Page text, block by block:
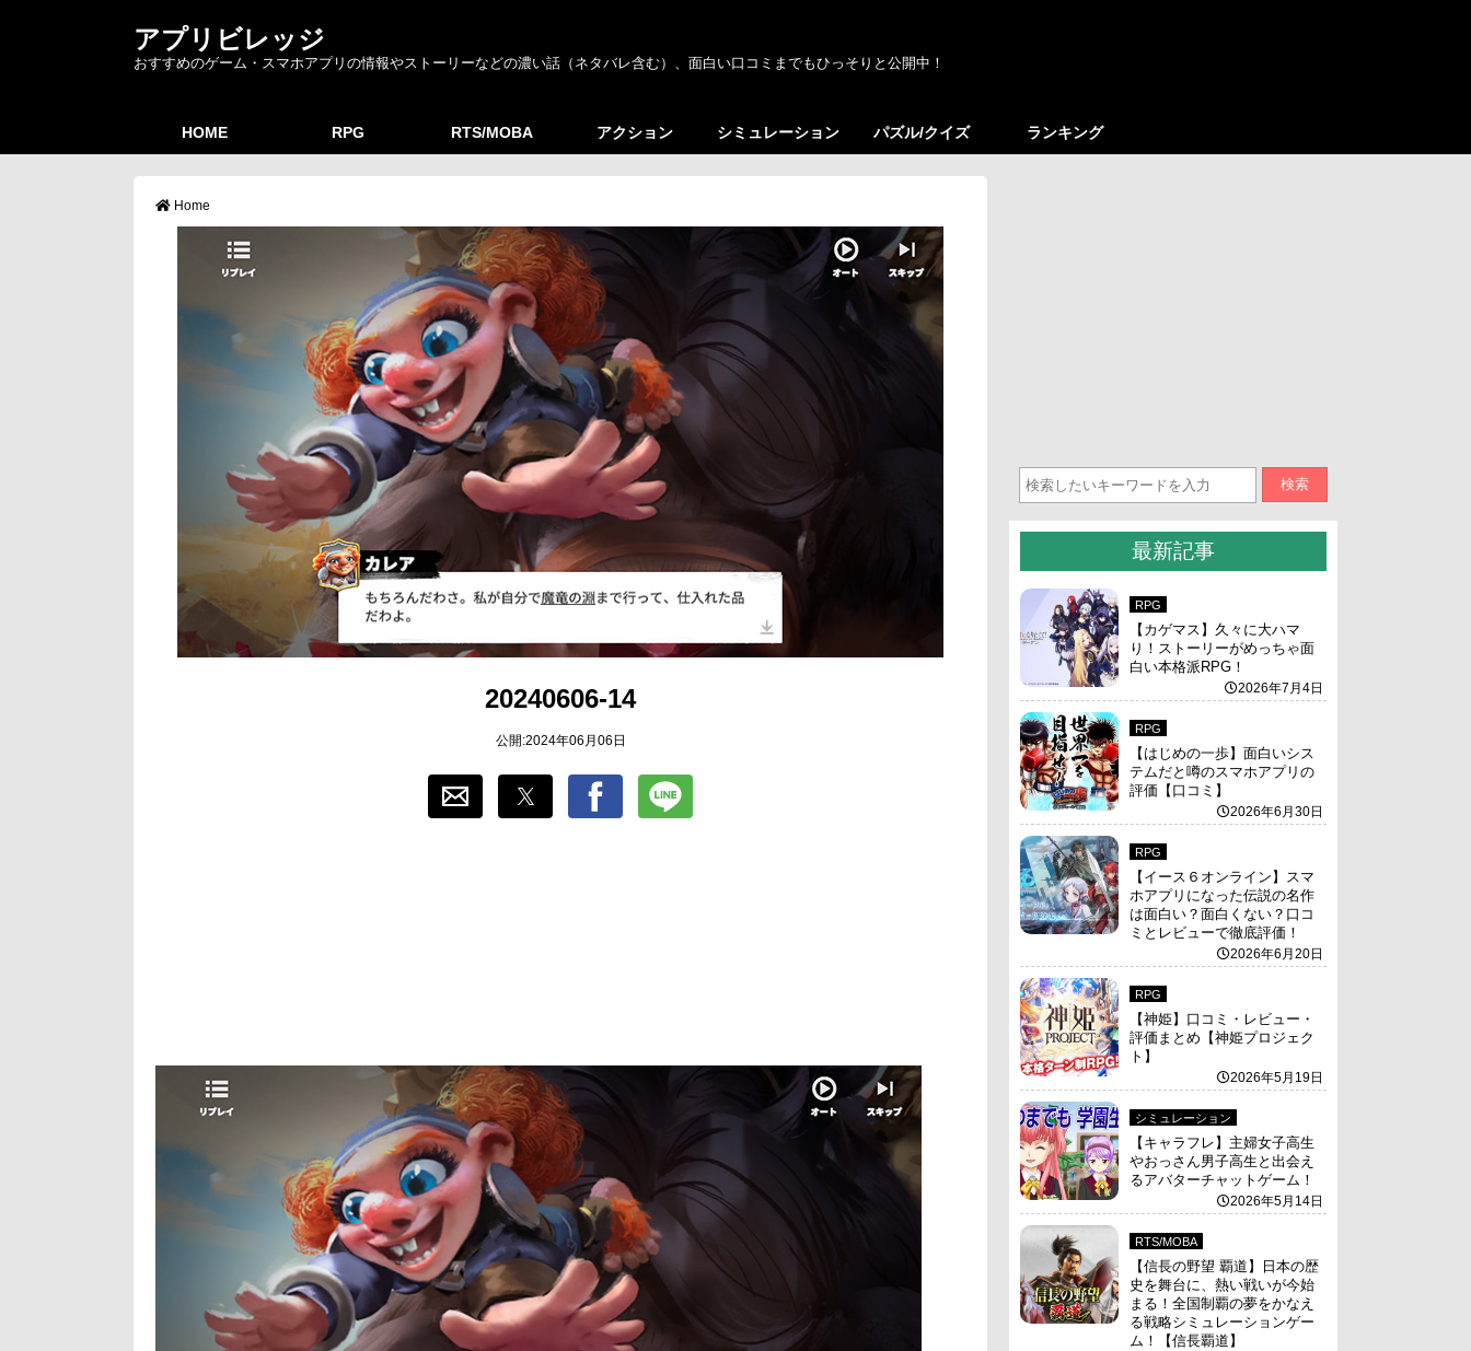
アプリビレッジ
おすすめのゲーム・スマホアプリの情報やストーリーなどの濃い話（ネタバレ含む）、面白い口コミまでもひっそりと公開中！
HOME RPG RTS/MOBA アクション シミュレーション パズル/クイズ ランキング
Home
20240606-14
公開:2024年06月06日
検索
最新記事
RPG
【カゲマス】久々に大ハマ
り！ストーリーがめっちゃ面
白い本格派RPG！
2026年7月4日
RPG
【はじめの一歩】面白いシス
テムだと噂のスマホアプリの
評価【口コミ】
2026年6月30日
RPG
【イース６オンライン】スマ
ホアプリになった伝説の名作
は面白い？面白くない？口コ
ミとレビューで徹底評価！
2026年6月20日
RPG
【神姫】口コミ・レビュー・
評価まとめ【神姫プロジェク
ト】
2026年5月19日
シミュレーション
【キャラフレ】主婦女子高生
やおっさん男子高生と出会え
るアバターチャットゲーム！
2026年5月14日
RTS/MOBA
【信長の野望 覇道】日本の歴
史を舞台に、熱い戦いが今始
まる！全国制覇の夢をかなえ
る戦略シミュレーションゲー
ム！【信長覇道】